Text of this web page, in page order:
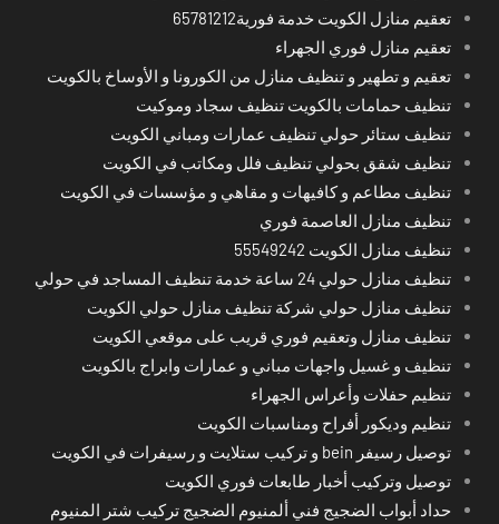
تعقيم منازل الكويت خدمة فورية65781212
تعقيم منازل فوري الجهراء
تعقيم و تطهير و تنظيف منازل من الكورونا و الأوساخ بالكويت
تنظيف حمامات بالكويت تنظيف سجاد وموكيت
تنظيف ستائر حولي تنظيف عمارات ومباني الكويت
تنظيف شقق بحولي تنظيف فلل ومكاتب في الكويت
تنظيف مطاعم و كافيهات و مقاهي و مؤسسات في الكويت
تنظيف منازل العاصمة فوري
تنظيف منازل الكويت 55549242
تنظيف منازل حولي 24 ساعة خدمة تنظيف المساجد في حولي
تنظيف منازل حولي شركة تنظيف منازل حولي الكويت
تنظيف منازل وتعقيم فوري قريب على موقعي الكويت
تنظيف و غسيل واجهات مباني و عمارات وابراج بالكويت
تنظيم حفلات وأعراس الجهراء
تنظيم وديكور أفراح ومناسبات الكويت
توصيل رسيفر bein و تركيب ستلايت و رسيفرات في الكويت
توصيل وتركيب أخبار طابعات فوري الكويت
حداد أبواب الضجيج فني ألمنيوم الضجيج تركيب شتر المنيوم